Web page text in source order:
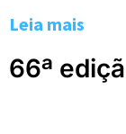
Leia mais
66ª